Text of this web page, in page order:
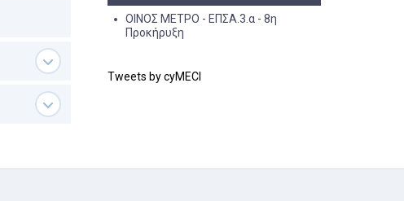
ΟΙΝΟΣ ΜΕΤΡΟ - ΕΠΣΑ.3.α - 8η
Προκήρυξη
Tweets by cyMECI